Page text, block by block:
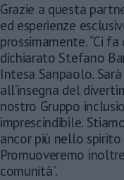
Grazie a questa
ed esperienze
prossimamente. “Ci
dichiarato Stefano
Intesa Sanpaolo.
all’insegna del
nostro Gruppo
imprescindibile.
ancor più nello
Promuoveremo
comunità”.